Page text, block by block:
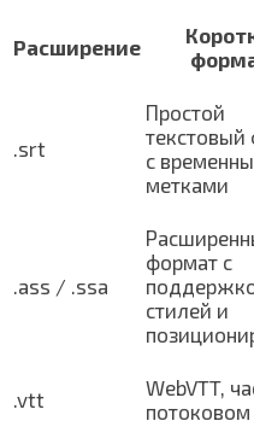
Расширение
.srt
Простой
текстовый
с
метками
.ass / .ssa
формат с
стилей и
.vtt
WebVTT,